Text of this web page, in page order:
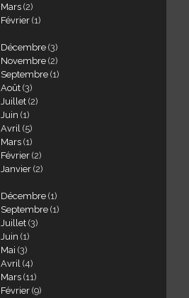
Mars (2)
Février (1)
Décembre (3)
Novembre (2)
Septembre (1)
Août (3)
Juillet (2)
Juin (1)
Avril (5)
Mars (1)
Février (2)
Janvier (2)
Décembre (1)
Septembre (1)
Juillet (3)
Juin (1)
Mai (3)
Avril (4)
Mars (11)
Février (9)